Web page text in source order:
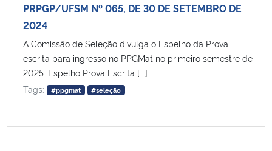
PRPGP/UFSM Nº 065, DE 30 DE SETEMBRO DE
2024
A Comissão de Seleção divulga o Espelho da Prova
escrita para ingresso no PPGMat no primeiro semestre de
2025. Espelho Prova Escrita [...]
Tags:
#ppgmat #seleção